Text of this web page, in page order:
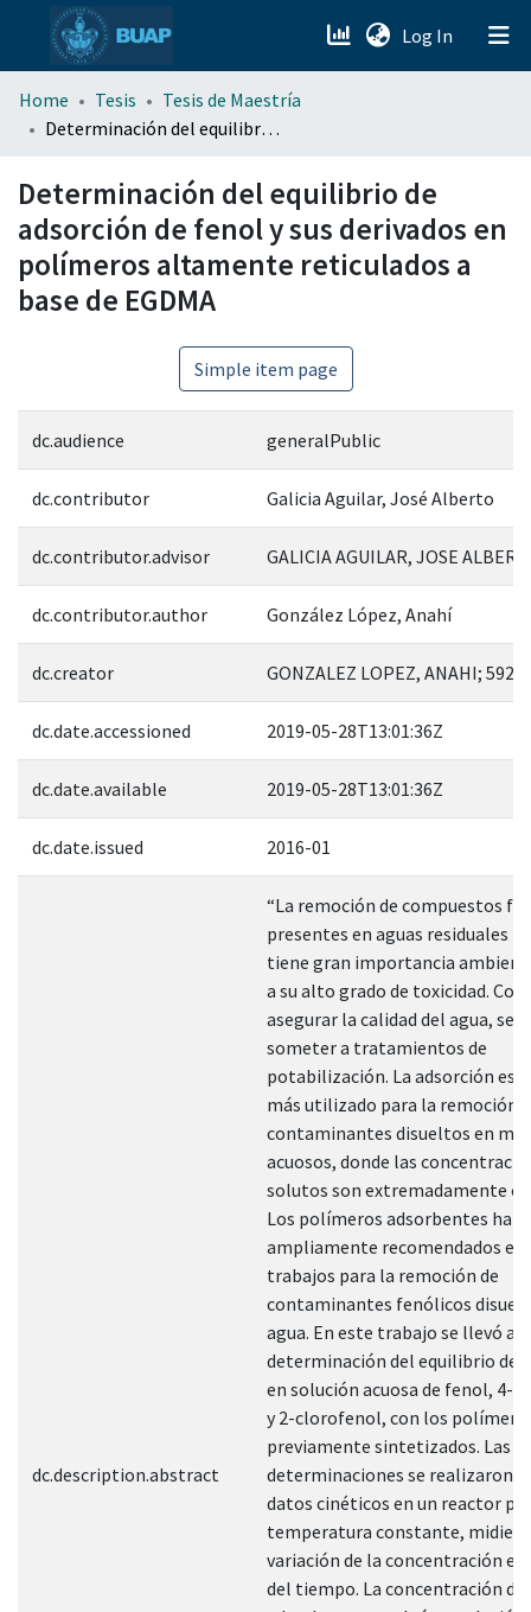
Log In (current)
menu.section.about_menu
Home Tesis
Tesis de Maestría
Determinación del equilibrio de adsorción de fenol y sus derivados en polímeros altamente reticulados a base de EGDMA
Determinación del equilibrio de
adsorción de fenol y sus derivados en
polímeros altamente reticulados a
base de EGDMA
Simple item page
dc.audience generalPublic
dc.contributor Galicia Aguilar, José Alberto
dc.contributor.advisor GALICIA AGUILAR, JOSE
dc.contributor.author González López, Anahí
dc.creator GONZALEZ LOPEZ, ANAHI;
dc.date.accessioned 2019-05-28T13:01:36Z
dc.date.available 2019-05-28T13:01:36Z
dc.date.issued 2016-01
dc.description.abstract
“La remoción de compuestos
presentes en aguas residuales
tiene gran importancia
a su alto grado de toxicidad. Con
asegurar la calidad del agua, se
someter a tratamientos de
potabilización. La adsorción es
más utilizado para la remoción
contaminantes disueltos en
acuosos, donde las
solutos son extremadamente
Los polímeros adsorbentes han
ampliamente recomendados en
trabajos para la remoción de
contaminantes fenólicos
agua. En este trabajo se llevó a
determinación del equilibrio de
en solución acuosa de fenol, 4-
y 2-clorofenol, con los
previamente sintetizados. Las
determinaciones se realizaron
datos cinéticos en un reactor
temperatura constante,
variación de la concentración
del tiempo. La concentración del